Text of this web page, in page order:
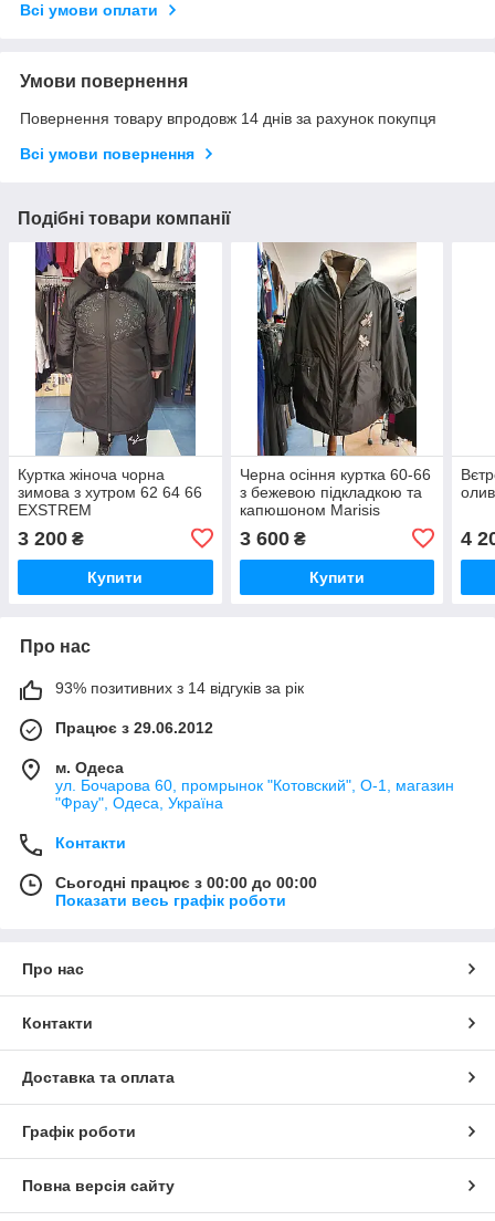
Всі умови оплати
Умови повернення
Повернення товару впродовж 14 днів за рахунок покупця
Всі умови повернення
Подібні товари компанії
Куртка жіноча чорна
зимова з хутром 62 64 66
EXSTREM
3 200 ₴
Купити
Черна осіння куртка 60-66
з бежевою підкладкою та
капюшоном Marisis
3 600₴
Купити
4
Про нас
93% позитивних з 14 відгуків за рік
Працює з 29.06.2012
м. Одеса
ул. Бочарова 60, промрынок "Котовский", О-1, магазин
"Фрау", Одеса, Україна
Контакти
Сьогодні працює з 00:00 до 00:00
Показати весь графік роботи
Про нас
Контакти
Доставка та оплата
Графік роботи
Повна версія сайту